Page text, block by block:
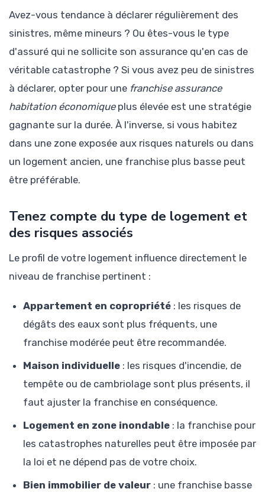
Avez-vous tendance à déclarer régulièrement des
sinistres, même mineurs ? Ou êtes-vous le type
d'assuré qui ne sollicite son assurance qu'en cas de
véritable catastrophe ? Si vous avez peu de sinistres
à déclarer, opter pour une franchise assurance
habitation économiqueplus élevée est une stratégie
gagnante sur la durée. À l'inverse, si vous habitez
dans une zone exposée aux risques naturels ou dans
un logement ancien, une franchise plus basse peut
être préférable.
Tenez compte du type de logement et
des risques associés
Le profil de votre logement influence directement le
niveau de franchise pertinent :
Appartement en copropriété : les risques de
dégâts des eaux sont plus fréquents, une
franchise modérée peut être recommandée.
Maison individuelle : les risques d'incendie, de
tempête ou de cambriolage sont plus présents, il
faut ajuster la franchise en conséquence.
Logement en zone inondable : la franchise pour
les catastrophes naturelles peut être imposée par
la loi et ne dépend pas de votre choix.
Bien immobilier de valeur : une franchise basse